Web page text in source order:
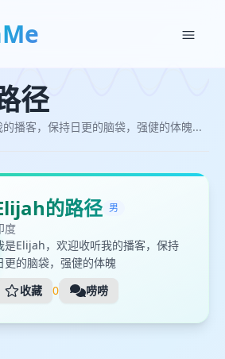
径
播客，保持日更的脑袋，强健的体魄...
的路径 男
度
是Elijah，欢迎收听我的播客，保持
更的脑袋，强健的体魄
收藏
0 唠唠
✕
路径对话
欢迎收听我的播客，保持日更的脑袋，强
👋
✕